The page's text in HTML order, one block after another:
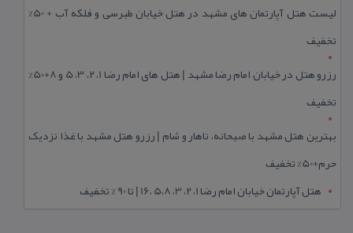
لیست هتل آپارتمان های مشهد در هتل خیابان طبرسی و فلکه آب + 50%
تخفیف
رزرو هتل در خیابان امام رضا مشهد | هتل‌ های امام رضا 1، 2، 3، 5 و 8+50%
تخفیف
بهترین هتل مشهد با صبحانه، ناهار و شام | رزرو هتل مشهد با غذا نزدیک
حرم+50% تخفیف
هتل آپارتمان خیابان امام رضا 1، 2، 3، 5،8 ،16 | تا 90 % تخفیف